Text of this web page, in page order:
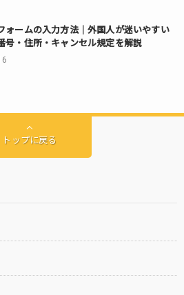
ォームの入力方法｜外国人が迷いやすい
号・住所・キャンセル規定を解説
トップに戻る